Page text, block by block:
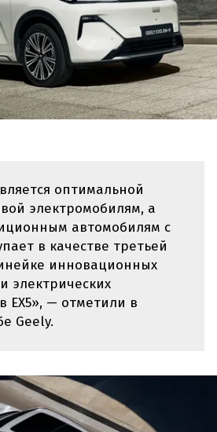
оптимальной
электромобилям, а
автомобилям с
в качестве третьей
инновационных
электрических
EX5», — отметили в
Geely.